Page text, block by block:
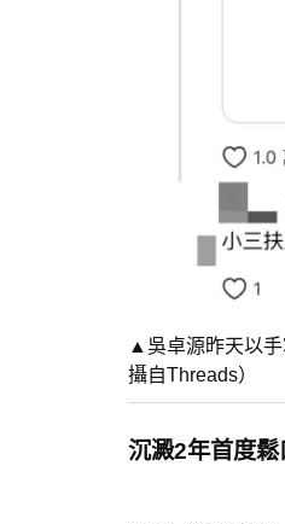
▲吳卓源昨天以
攝自Threads）
沉澱2年首度